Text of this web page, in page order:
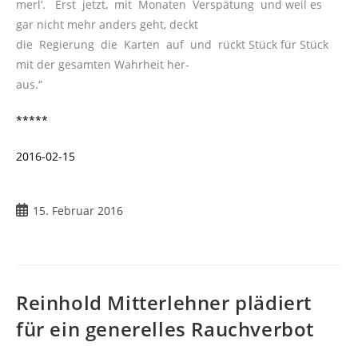
merl‘. Erst jetzt, mit Monaten Verspätung und weil es
gar nicht mehr anders geht, deckt
die Regierung die Karten auf und rückt Stück für Stück
mit der gesamten Wahrheit her-
aus.“
*****
2016-02-15
Beitrag15. Februar 2016
Reinhold Mitterlehner plädiert
für ein generelles Rauchverbot